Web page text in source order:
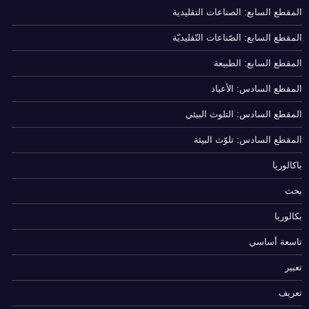
المقطع السابع: الصناعات التقليدية
المقطع السابع: الصّناعات التّقليديّة
المقطع السابع: الطبيعة
المقطع السادس: الأعياد
المقطع السادس: التلوث البيئي
المقطع السادس: تلوّث البيئة
باكالوريا
بحث
بكالوريا
تاسعة أساسي
تعبير
تعريف